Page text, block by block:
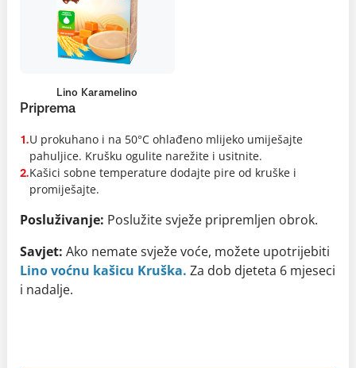
Lino Karamelino
Priprema
1.U prokuhano i na 50°C ohlađeno mlijeko umiješajte
pahuljice. Krušku ogulite narežite i usitnite.
2.Kašici sobne temperature dodajte pire od kruške i
promiješajte.
Posluživanje: Poslužite svježe pripremljen obrok.
Savjet: Ako nemate svježe voće, možete upotrijebiti
Lino voćnu kašicu Kruška. Za dob djeteta 6 mjeseci
i nadalje.